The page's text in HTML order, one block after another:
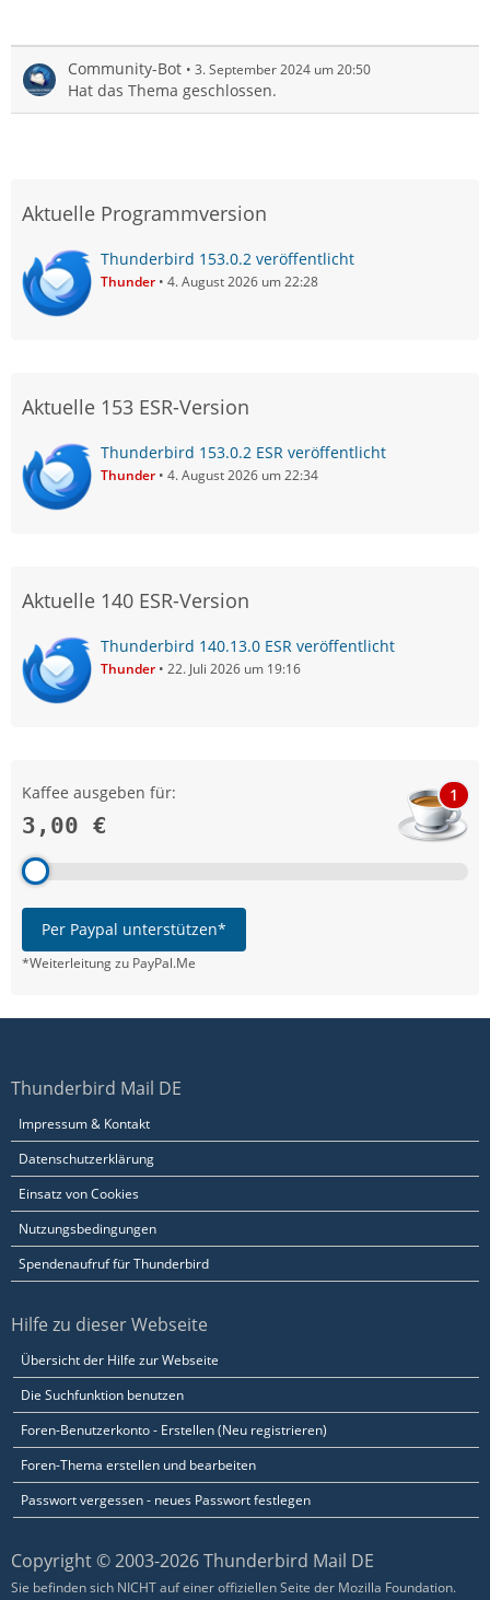
Community-Bot 3. September 2024 um 20:50
Hat das Thema geschlossen.
Aktuelle Programmversion
Thunderbird 153.0.2 veröffentlicht
Thunder 4. August 2026 um 22:28
Aktuelle 153 ESR-Version
Thunderbird 153.0.2 ESR veröffentlicht
Thunder 4. August 2026 um 22:34
Aktuelle 140 ESR-Version
Thunderbird 140.13.0 ESR veröffentlicht
Thunder 22. Juli 2026 um 19:16
Kaffee ausgeben für:
3,00 €
1
Per Paypal unterstützen*
*Weiterleitung zu PayPal.Me
Thunderbird Mail DE
Impressum & Kontakt
Datenschutzerklärung
Einsatz von Cookies
Nutzungsbedingungen
Spendenaufruf für Thunderbird
Hilfe zu dieser Webseite
Übersicht der Hilfe zur Webseite
Die Suchfunktion benutzen
Foren-Benutzerkonto - Erstellen (Neu registrieren)
Foren-Thema erstellen und bearbeiten
Passwort vergessen - neues Passwort festlegen
Copyright © 2003-2026 Thunderbird Mail DE
Sie befinden sich NICHT auf einer offiziellen Seite der Mozilla Foundation.